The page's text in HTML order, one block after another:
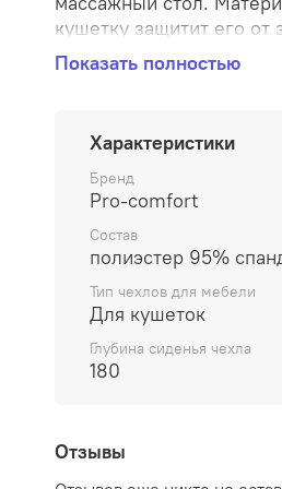
кушетку защитит его от
вид. Благодаря
много дольше. Так же
+/-10 см по ширине.
эффект мягкости и
полутона. Стирать
выше +30°. Машинная
лучше отключить, а при
мягкие, без
успешно справляется
применяется. Подойдёт
Показать полностью
Характеристики
Бренд
Pro-comfort
Состав
полиэстер 95%
Тип чехлов для мебели
Для кушеток
Глубина сиденья чехла
180
Отзывы